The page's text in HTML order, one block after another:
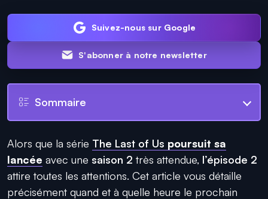
Suivez-nous sur Google
S'abonner à notre newsletter
Sommaire
Alors que la série The Last of Us poursuit sa
lancée avec une saison 2 très attendue, l’épisode 2
attire toutes les attentions. Cet article vous détaille
précisément quand et à quelle heure le prochain